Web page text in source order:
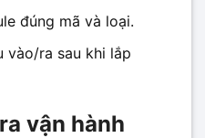
đúng mã và loại.
vào/ra sau khi lắp
vận hành